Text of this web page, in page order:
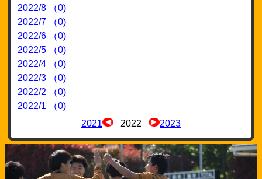
2022/8 （0)
2022/7 （0)
2022/6 （0)
2022/5 （0)
2022/4 （0)
2022/3 （0)
2022/2 （0)
2022/1 （0)
2021
2022 2023